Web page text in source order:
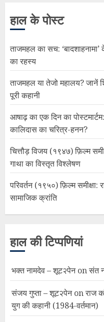
हाल के पोस्ट
ताजमहल का सच:
का रहस्य
ताजमहल या तेजो महालय? जानें
पूरी कहानी
आषाढ़ का एक दिन का
कालिदास का चरित्र-हनन?
चित्तौड़ विजय (१९४७) फ़िल्म
गाथा का विस्तृत विश्लेषण
परिवर्तन (१९५०) फ़िल्म
सामाजिक क्रांति
हाल की टिप्पणियां
भक्त नामदेव – शूट२पेनonसंत
संजय गुप्ता – शूट२पेनonराज
युग की कहानी (1984-वर्तमान)